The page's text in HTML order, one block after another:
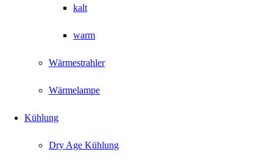
kalt
warm
Wärmestrahler
Wärmelampe
Kühlung
Dry Age Kühlung